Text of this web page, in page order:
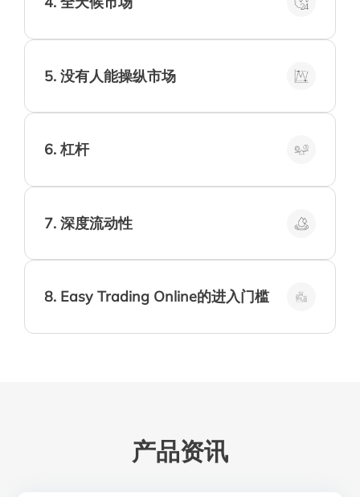
到纽约的周五下午收市，外汇市场从不停歇
5. 没有人能操纵市场
任何单一实体（甚至是中央银行或强大的查克·
6. 杠杆
总价值。杠杆赋予交易者实现可观利润的能
7. 深度流动性
沛。这是一个优势，因为这意味着在正常市场
8. Easy Trading Online的进入门槛
交易的进入门坎非常低。在Easytrading
产品资讯